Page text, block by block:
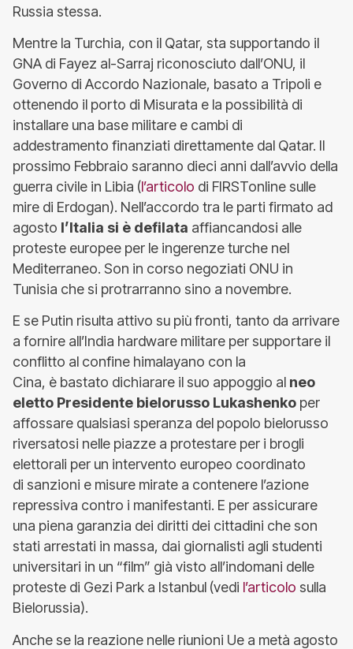
Russia stessa.
Mentre la Turchia, con il Qatar, sta supportando il
GNA di Fayez al-Sarraj riconosciuto dall’ONU, il
Governo di Accordo Nazionale, basato a Tripoli e
ottenendo il porto di Misurata e la possibilità di
installare una base militare e cambi di
addestramento finanziati direttamente dal Qatar. Il
prossimo Febbraio saranno dieci anni dall’avvio della
guerra civile in Libia (l’articolo di FIRSTonline sulle
mire di Erdogan). Nell’accordo tra le parti firmato ad
agosto l’Italia si è defilata affiancandosi alle
proteste europee per le ingerenze turche nel
Mediterraneo. Son in corso negoziati ONU in
Tunisia che si protrarranno sino a novembre.
E se Putin risulta attivo su più fronti, tanto da arrivare
a fornire all’India hardware militare per supportare il
conflitto al confine himalayano con la
Cina, è bastato dichiarare il suo appoggio al neo
eletto Presidente bielorusso Lukashenko per
affossare qualsiasi speranza del popolo bielorusso
riversatosi nelle piazze a protestare per i brogli
elettorali per un intervento europeo coordinato
di sanzioni e misure mirate a contenere l’azione
repressiva contro i manifestanti. E per assicurare
una piena garanzia dei diritti dei cittadini che son
stati arrestati in massa, dai giornalisti agli studenti
universitari in un “film” già visto all’indomani delle
proteste di Gezi Park a Istanbul (vedi l’articolo sulla
Bielorussia).
Anche se la reazione nelle riunioni Ue a metà agosto